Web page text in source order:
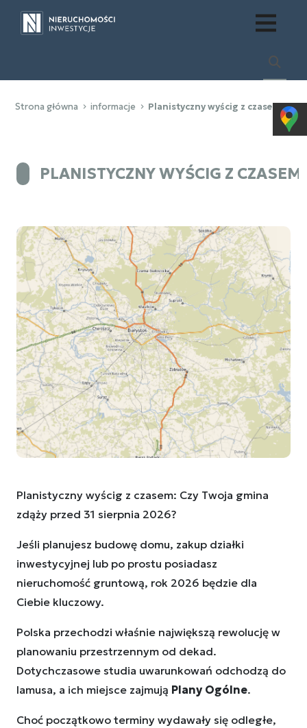
Strona główna informacje Planistyczny wyścig z czasem: Czy
PLANISTYCZNY WYŚCIG Z
Planistyczny wyścig z czasem: Czy Twoja gmina
zdąży przed 31 sierpnia 2026?
Jeśli planujesz budowę domu, zakup działki
inwestycyjnej lub po prostu posiadasz
nieruchomość gruntową, rok 2026 będzie dla
Ciebie kluczowy.
Polska przechodzi właśnie największą rewolucję w
planowaniu przestrzennym od dekad.
Dotychczasowe studia uwarunkowań odchodzą do
lamusa, a ich miejsce zajmują Plany Ogólne.
Choć początkowo terminy wydawały się odległe,